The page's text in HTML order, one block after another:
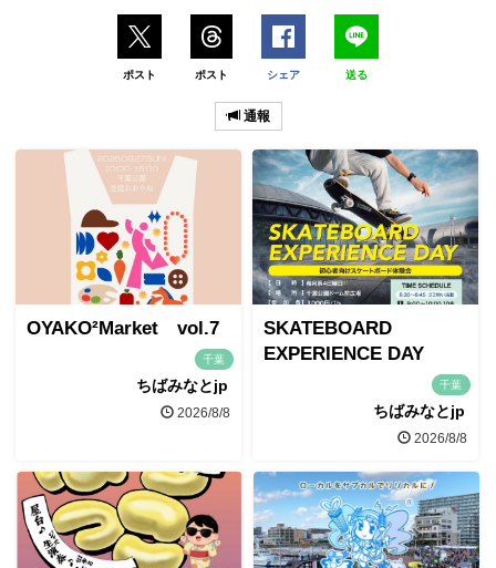
ポスト ポスト シェア 送る
通報
OYAKO²Market vol.7
千葉
ちばみなとjp
2026/8/8
SKATEBOARD
EXPERIENCE DAY
千葉
ちばみなとjp
2026/8/8